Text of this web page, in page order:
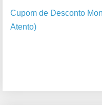
Cupom de Desconto
Atento)